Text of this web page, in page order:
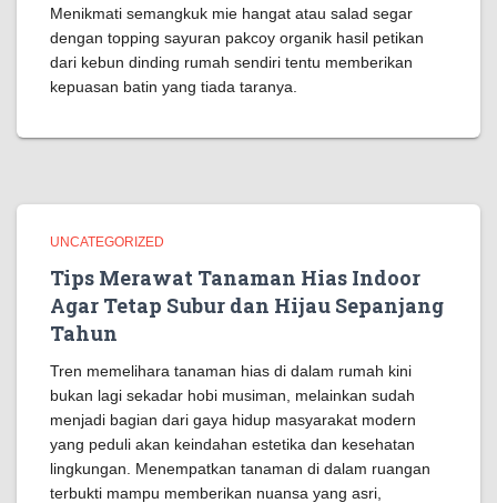
Menikmati semangkuk mie hangat atau salad segar
dengan topping sayuran pakcoy organik hasil petikan
dari kebun dinding rumah sendiri tentu memberikan
kepuasan batin yang tiada taranya.
UNCATEGORIZED
Tips Merawat Tanaman Hias Indoor
Agar Tetap Subur dan Hijau Sepanjang
Tahun
Tren memelihara tanaman hias di dalam rumah kini
bukan lagi sekadar hobi musiman, melainkan sudah
menjadi bagian dari gaya hidup masyarakat modern
yang peduli akan keindahan estetika dan kesehatan
lingkungan. Menempatkan tanaman di dalam ruangan
terbukti mampu memberikan nuansa yang asri,